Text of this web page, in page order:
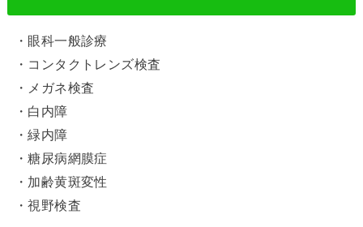
・眼科一般診療
・コンタクトレンズ検査
・メガネ検査
・白内障
・緑内障
・糖尿病網膜症
・加齢黄斑変性
・視野検査